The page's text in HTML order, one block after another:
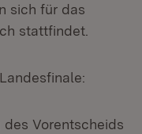
sich für das
stattfindet.
des Vorentscheids